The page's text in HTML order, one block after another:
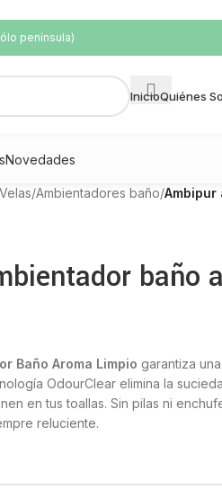
península)
InicioQuiénes
Novedades
/Ambientadores baño/Ambipur
baño
Baño Aroma Limpio garantiza
OdourClear elimina la
en tus toallas. Sin pilas ni
reluciente.